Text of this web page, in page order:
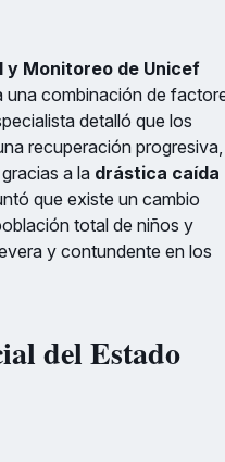
y Monitoreo de Unicef
una combinación de
detalló que los
recuperación progresiva,
a la drástica caída
que existe un cambio
total de niños y
y contundente en los
del Estado